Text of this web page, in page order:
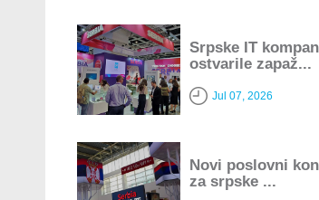
Srpske IT
ostvarile zapaž...
Jul 07, 2026
Novi poslovni
za srpske ...